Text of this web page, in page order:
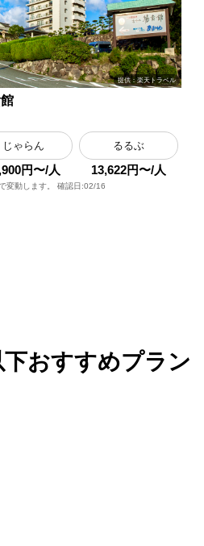
提供：楽天トラベル
じゃらん
円〜/人
るるぶ
13,622円〜/人
変動します。 確認日:02/16
おすすめプラン